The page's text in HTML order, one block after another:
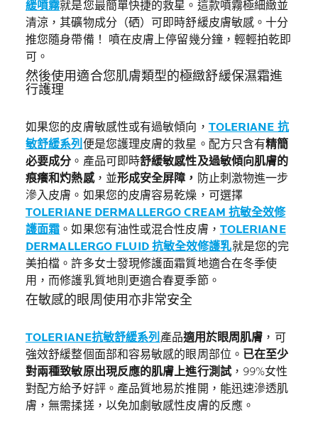
緩噴霧就是您最簡單快捷的救星。這款噴霧極細緻並
清涼，其礦物成分（硒）可即時舒緩皮膚敏感。十分
推您隨身帶備！ 噴在皮膚上停留幾分鐘，輕輕拍乾即
可。
然後使用適合您肌膚類型的極緻舒緩保濕霜進
行護理
如果您的皮膚敏感性或有過敏傾向， TOLERIANE 抗
敏舒緩系列便是您護理皮膚的救星。配方只含有精簡
必要成分 。產品可即時舒緩敏感性及過敏傾向肌膚的
痕癢和灼熱感，並形成安全屏障， 防止刺激物進一步
滲入皮膚。如果您的皮膚容易乾燥，可選擇
TOLERIANE DERMALLERGO CREAM 抗敏全效修
護面霜 。如果您有油性或混合性皮膚， TOLERIANE
DERMALLERGO FLUID 抗敏全效修護乳就是您的完
美拍檔。許多女士發現修護面霜質地適合在冬季使
用，而修護乳質地則更適合春夏季節。
在敏感的眼周使用亦非常安全
TOLERIANE抗敏舒緩系列產品適用於眼周肌膚 ，可
強效舒緩整個面部和容易敏感的眼周部位。 已在至少
對兩種致敏原出現反應的肌膚上進行測試，99%女性
對配方給予好評。產品質地易於推開，能迅速滲透肌
膚，無需揉搓，以免加劇敏感性皮膚的反應。